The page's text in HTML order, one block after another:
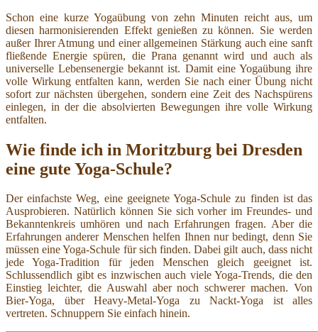
Schon eine kurze Yogaübung von zehn Minuten reicht aus, um
diesen harmonisierenden Effekt genießen zu können. Sie werden
außer Ihrer Atmung und einer allgemeinen Stärkung auch eine sanft
fließende Energie spüren, die Prana genannt wird und auch als
universelle Lebensenergie bekannt ist. Damit eine Yogaübung ihre
volle Wirkung entfalten kann, werden Sie nach einer Übung nicht
sofort zur nächsten übergehen, sondern eine Zeit des Nachspürens
einlegen, in der die absolvierten Bewegungen ihre volle Wirkung
entfalten.
Wie finde ich in Moritzburg bei Dresden
eine gute Yoga-Schule?
Der einfachste Weg, eine geeignete Yoga-Schule zu finden ist das
Ausprobieren. Natürlich können Sie sich vorher im Freundes- und
Bekanntenkreis umhören und nach Erfahrungen fragen. Aber die
Erfahrungen anderer Menschen helfen Ihnen nur bedingt, denn Sie
müssen eine Yoga-Schule für sich finden. Dabei gilt auch, dass nicht
jede Yoga-Tradition für jeden Menschen gleich geeignet ist.
Schlussendlich gibt es inzwischen auch viele Yoga-Trends, die den
Einstieg leichter, die Auswahl aber noch schwerer machen. Von
Bier-Yoga, über Heavy-Metal-Yoga zu Nackt-Yoga ist alles
vertreten. Schnuppern Sie einfach hinein.